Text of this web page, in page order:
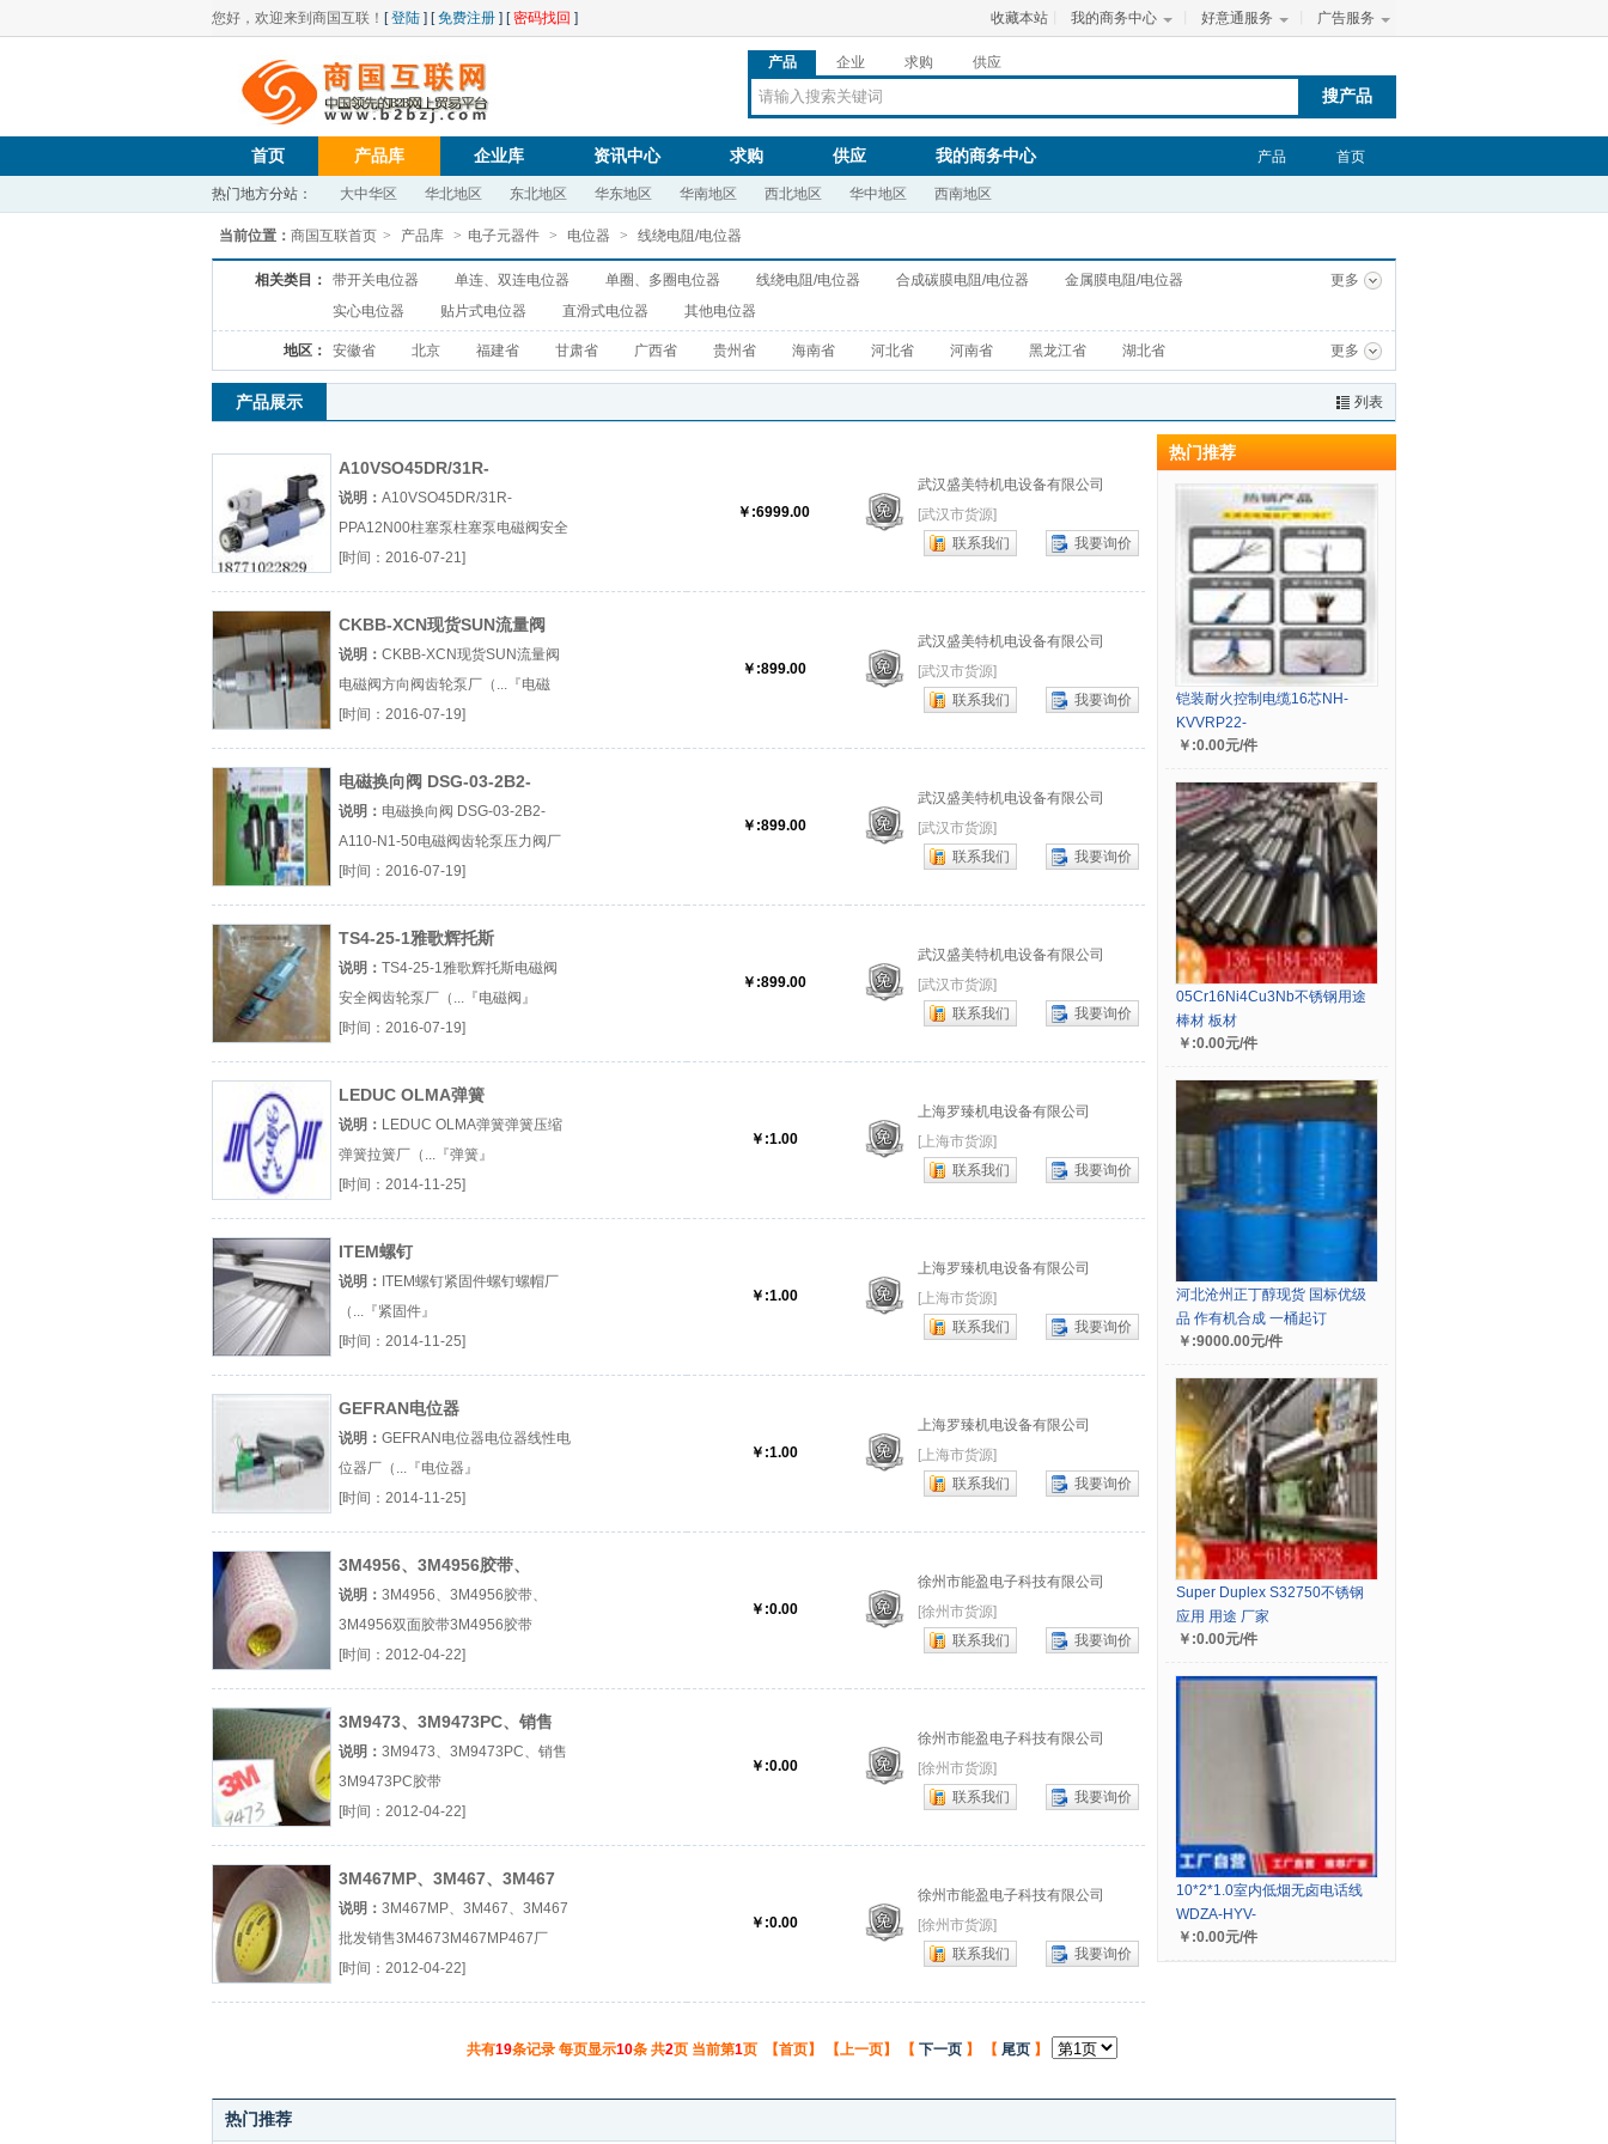
您好，欢迎来到商国互联！ [登陆 ] [免费注册 ] [密码找回 ] 收藏本站 我的商务中心 好意通服务 广告服务
产品 企业 求购 供应
搜产品
首页
产品
首页 产品库 企业库 资讯中心 求购 供应 我的商务中心
热门地方分站： 大中华区 华北地区 东北地区 华东地区 华南地区 西北地区 华中地区 西南地区
当前位置： 商国互联首页 > 产品库 > 电子元器件 > 电位器 > 线绕电阻/电位器
相关类目： 更多
带开关电位器 单连、双连电位器 单圈、多圈电位器 线绕电阻/电位器 合成碳膜电阻/电位器
金属膜电阻/电位器
实心电位器
贴片式电位器 直滑式电位器 其他电位器
地区： 更多
安徽省 北京 福建省 甘肃省 广西省 贵州省 海南省 河北省 河南省 黑龙江省 湖北省
产品展示 列表
A10VSO45DR/31R-
PPA12N00柱塞泵
说明： A10VSO45DR/31R-
PPA12N00柱塞泵柱塞泵电磁阀安全
阀厂（...『柱塞泵』
[时间：2016-07-21]
￥:6999.00
武汉盛美特机电设备有限公司
[武汉市货源]
联系我们
我要询价
CKBB-XCN现货SUN流量阀
说明： CKBB-XCN现货SUN流量阀
电磁阀方向阀齿轮泵厂（...『电磁
阀』
[时间：2016-07-19]
￥:899.00
武汉盛美特机电设备有限公司
[武汉市货源]
联系我们
我要询价
电磁换向阀 DSG-03-2B2-
A110-N1-50
说明： 电磁换向阀 DSG-03-2B2-
A110-N1-50电磁阀齿轮泵压力阀厂
（...『电磁阀』
[时间：2016-07-19]
￥:899.00
武汉盛美特机电设备有限公司
[武汉市货源]
联系我们
我要询价
TS4-25-1雅歌辉托斯
说明： TS4-25-1雅歌辉托斯电磁阀
安全阀齿轮泵厂（...『电磁阀』
[时间：2016-07-19]
￥:899.00
武汉盛美特机电设备有限公司
[武汉市货源]
联系我们
我要询价
LEDUC OLMA弹簧
说明： LEDUC OLMA弹簧弹簧压缩
弹簧拉簧厂（...『弹簧』
[时间：2014-11-25]
￥:1.00
上海罗臻机电设备有限公司
[上海市货源]
联系我们
我要询价
ITEM螺钉
说明： ITEM螺钉紧固件螺钉螺帽厂
（...『紧固件』
[时间：2014-11-25]
￥:1.00
上海罗臻机电设备有限公司
[上海市货源]
联系我们
我要询价
GEFRAN电位器
说明： GEFRAN电位器电位器线性电
位器厂（...『电位器』
[时间：2014-11-25]
￥:1.00
上海罗臻机电设备有限公司
[上海市货源]
联系我们
我要询价
3M4956、3M4956胶带、
3M4956双面胶带
说明： 3M4956、3M4956胶带、
3M4956双面胶带3M4956胶带
3M49563M4956胶厂（...『3M4956
胶带』
[时间：2012-04-22]
￥:0.00
徐州市能盈电子科技有限公司
[徐州市货源]
联系我们
我要询价
3M9473、3M9473PC、销售
3M9473PC胶带
说明： 3M9473、3M9473PC、销售
3M9473PC胶带
3M94733M9473PC3M9473胶厂
（...『3M9473』
[时间：2012-04-22]
￥:0.00
徐州市能盈电子科技有限公司
[徐州市货源]
联系我们
我要询价
3M467MP、3M467、3M467
批发销售
说明： 3M467MP、3M467、3M467
批发销售3M4673M467MP467厂
（...『3M467』
[时间：2012-04-22]
￥:0.00
徐州市能盈电子科技有限公司
[徐州市货源]
联系我们
我要询价
共有19条记录 每页显示10条 共2页 当前第1页 【首页】 【上一页】 【 下一页 】 【 尾页 】
热门推荐
铠装耐火控制电缆16芯NH-
KVVRP22-
￥:0.00元/件
05Cr16Ni4Cu3Nb不锈钢用途
棒材 板材
￥:0.00元/件
河北沧州正丁醇现货 国标优级
品 作有机合成 一桶起订
￥:9000.00元/件
Super Duplex S32750不锈钢
应用 用途 厂家
￥:0.00元/件
10*2*1.0室内低烟无卤电话线
WDZA-HYV-
￥:0.00元/件
热门推荐